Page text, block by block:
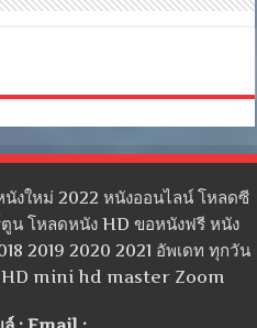
งใหม่ 2022 หนังออนไลน์ โหลดซี
น โหลดหนัง HD ขอหนังฟรี หนัง
2019 2020 2021 อัพเดท ทุกวัน
HD mini hd master Zoom